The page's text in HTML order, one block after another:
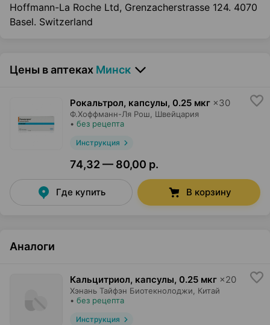
Hoffmann-La Roche Ltd, Grenzacherstrasse 124. 4070
Basel. Switzerland
Цены в аптеках Минск
Рокальтрол, капсулы, 0.25 мкг ×30
Ф.Хоффманн-Ля Рош, Швейцария
• без рецепта
Инструкция
74,32 — 80,00 р.
Где купить В корзину
Аналоги
Кальцитриол, капсулы, 0.25 мкг ×20
Хэнань Тайфэн Биотекнолоджи, Китай
• без рецепта
Инструкция